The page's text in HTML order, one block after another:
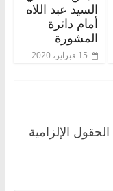
السيد عبد اللاه
أمام دائرة
المشورة
15 فبراير، 2020
الحقول الإلزامية